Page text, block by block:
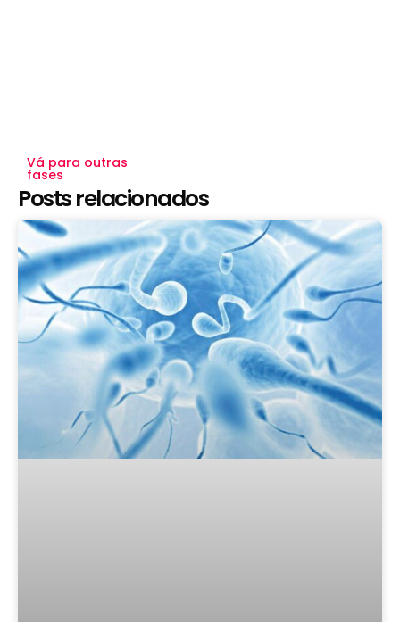
Vá para outras
fases
Posts relacionados